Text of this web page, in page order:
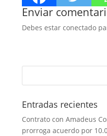
Enviar
Debes estar conectado
Entradas recientes
Contrato con Amadeus
prorroga acuerdo por